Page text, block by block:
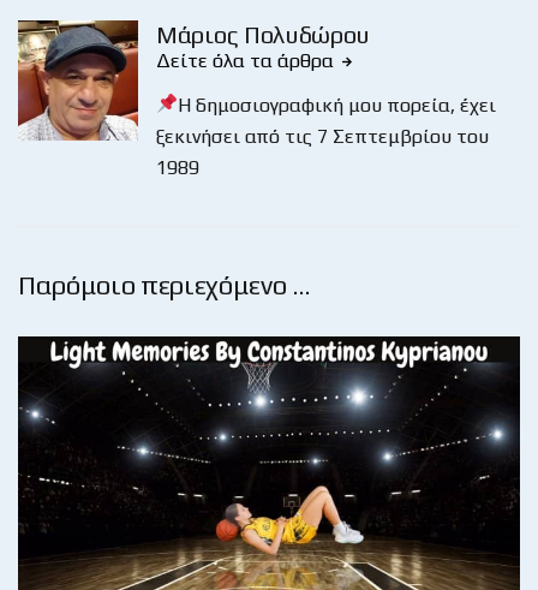
Μάριος Πολυδώρου
Δείτε όλα τα άρθρα
Η δημοσιογραφική μου πορεία, έχει
ξεκινήσει από τις 7 Σεπτεμβρίου του
1989
Παρόμοιο περιεχόμενο …